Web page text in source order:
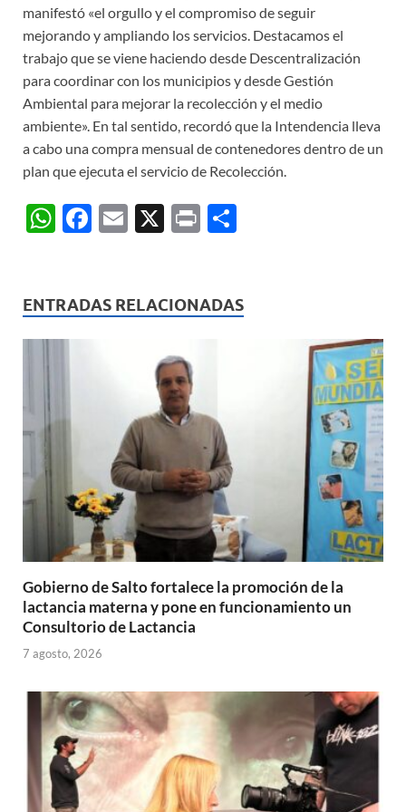
manifestó «el orgullo y el compromiso de seguir
mejorando y ampliando los servicios. Destacamos el
trabajo que se viene haciendo desde Descentralización
para coordinar con los municipios y desde Gestión
Ambiental para mejorar la recolección y el medio
ambiente». En tal sentido, recordó que la Intendencia lleva
a cabo una compra mensual de contenedores dentro de un
plan que ejecuta el servicio de Recolección.
W
s
A
F
b
E
X
P
p
ENTRADAS RELACIONADAS
Gobierno de Salto fortalece la promoción de la
lactancia materna y pone en funcionamiento un
Consultorio de Lactancia
7 agosto, 2026